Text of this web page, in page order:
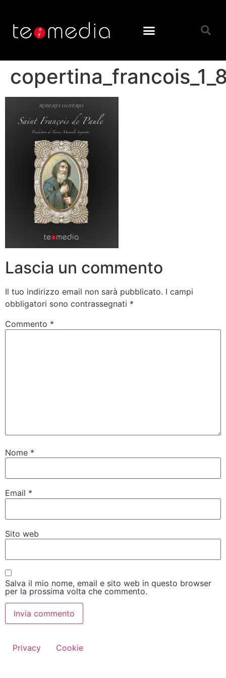
Lascia un commento
Il tuo indirizzo email non sarà pubblicato. I campi
obbligatori sono contrassegnati *
Commento *
Nome *
Email *
Sito web
Salva il mio nome, email e sito web in questo browser
per la prossima volta che commento.
Privacy Cookie